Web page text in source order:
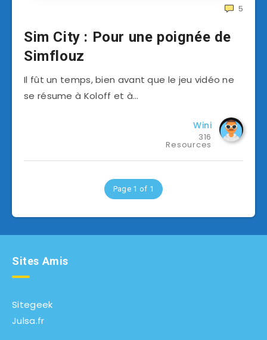
5
Sim City : Pour une poignée de
Simflouz
Il fût un temps, bien avant que le jeu vidéo ne
se résume à Koloff et à…
Wini
316
Resources
Page 1 of 1
Sites Amis
Sitegeek
Julsa.fr